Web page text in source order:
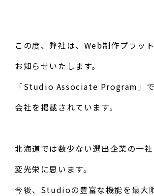
この度、弊社は、Web制作プラッ
お知らせいたします。
「Studio Associate Program」
会社を掲載されています。
北海道では数少ない選出企業の一
変光栄に思います。
今後、Studioの豊富な機能を最大